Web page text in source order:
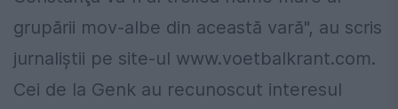
grupării mov-albe din această vară", au scris
jurnaliştii pe site-ul www.voetbalkrant.com.
Cei de la Genk au recunoscut interesul